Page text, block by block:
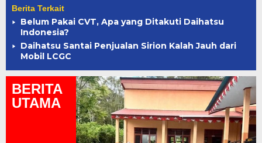
Berita Terkait
Belum Pakai CVT, Apa yang Ditakuti Daihatsu
Indonesia?
Daihatsu Santai Penjualan Sirion Kalah Jauh dari
Mobil LCGC
BERITA
UTAMA